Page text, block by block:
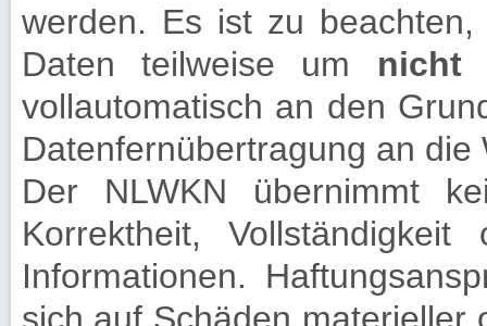
werden. Es ist zu
Daten teilweise um nicht
vollautomatisch an den
Datenfernübertragung an
Der NLWKN übernimmt
Korrektheit,
Informationen.